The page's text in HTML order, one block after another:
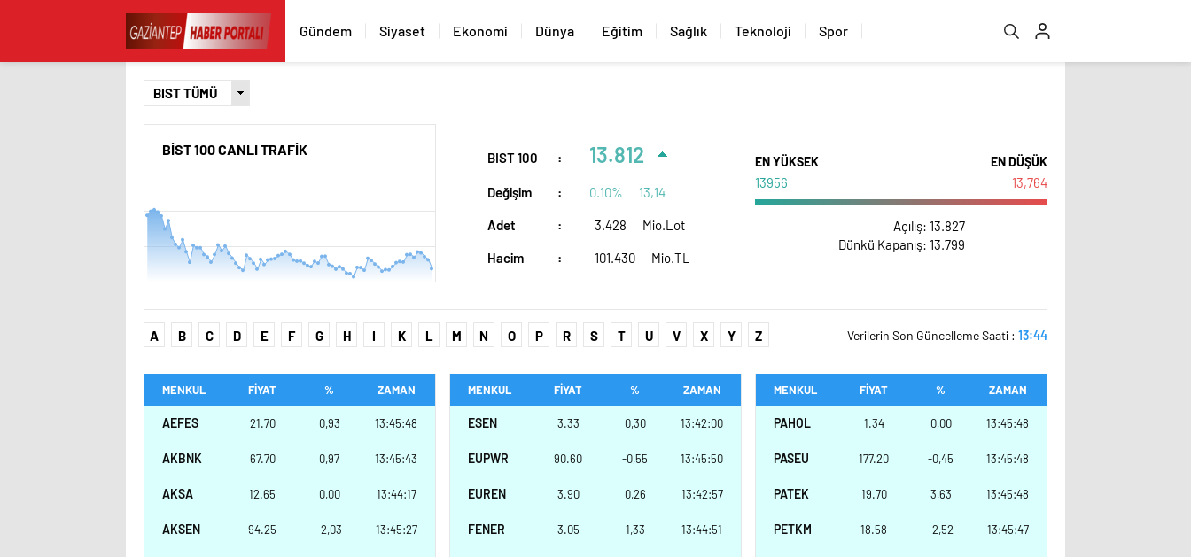
Gündem Siyaset Ekonomi Dünya Eğitim Sağlık Teknoloji Spor
BİST 100 CANLI TRAFİK BIST 100 : 13.812
Değişim : 0.10% 13,14
Adet : 3.428 Mio.Lot
Hacim : 101.430 Mio.TL
EN YÜKSEK
13956
EN DÜŞÜK
13,764
Açılış: 13.827
Dünkü Kapanış: 13.799
A B C D E F G H I K L M N O P R S T U V X Y Z Verilerin Son Güncelleme Saati : 13:44
MENKUL FİYAT % ZAMAN
AEFES 21.70 0,93 13:45:48
AKBNK 67.70 0,97 13:45:43
AKSA 12.65 0,00 13:44:17
AKSEN 94.25 -2,03 13:45:27
MENKUL FİYAT % ZAMAN
ESEN 3.33 0,30 13:42:00
EUPWR 90.60 -0,55 13:45:50
EUREN 3.90 0,26 13:42:57
FENER 3.05 1,33 13:44:51
MENKUL FİYAT % ZAMAN
PAHOL 1.34 0,00 13:45:48
PASEU 177.20 -0,45 13:45:48
PATEK 19.70 3,63 13:45:48
PETKM 18.58 -2,52 13:45:47